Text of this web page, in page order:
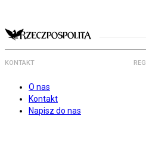
KONTAKT
O nas
Kontakt
Napisz do nas